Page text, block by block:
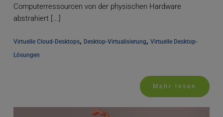
Computerressourcen von der physischen Hardware
abstrahiert [...]
Virtuelle Cloud-Desktops, Desktop-Virtualisierung, Virtuelle Desktop-
Lösungen
Mehr lesen